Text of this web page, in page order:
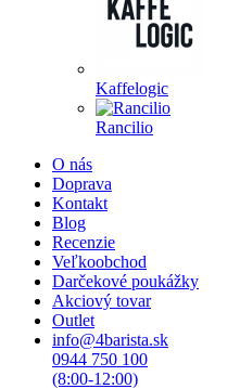
Kaffelogic
Rancilio
O nás
Doprava
Kontakt
Blog
Recenzie
Veľkoobchod
Darčekové poukážky
Akciový tovar
Outlet
info@4barista.sk
0944 750 100
(8:00-12:00)